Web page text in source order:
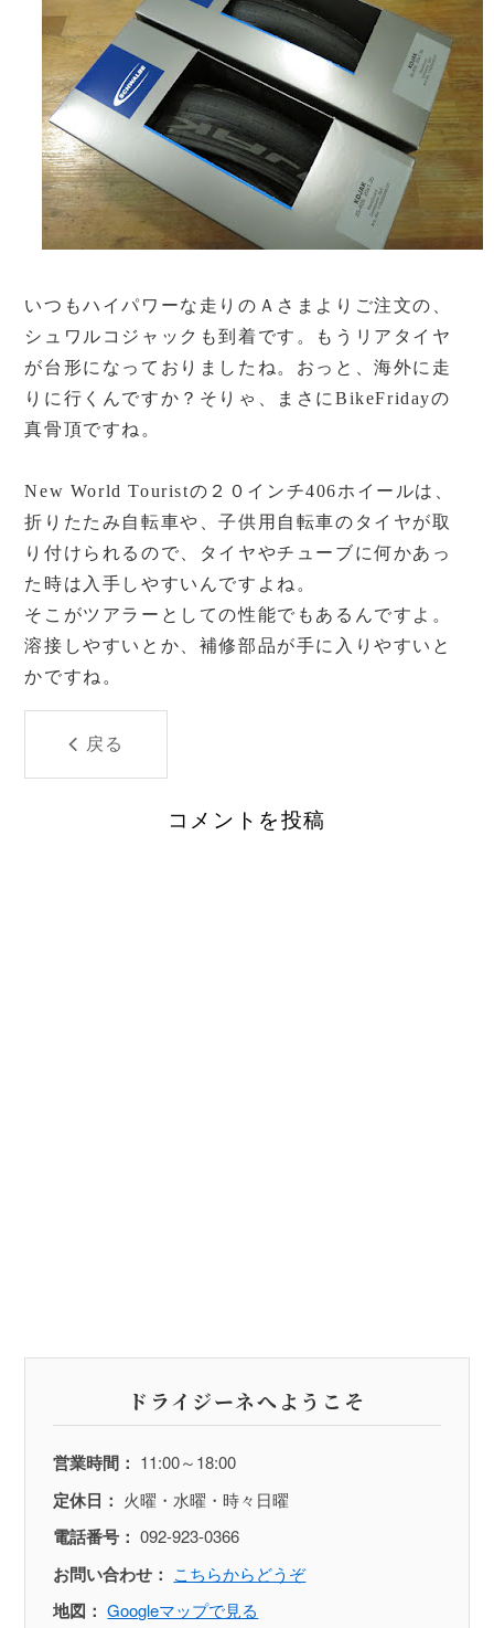
いつもハイパワーな走りのＡさまよりご注文の、
シュワルコジャックも到着です。もうリアタイヤ
が台形になっておりましたね。おっと、海外に走
りに行くんですか？そりゃ、まさにBikeFridayの
真骨頂ですね。
New World Touristの２０インチ406ホイールは、
折りたたみ自転車や、子供用自転車のタイヤが取
り付けられるので、タイヤやチューブに何かあっ
た時は入手しやすいんですよね。
そこがツアラーとしての性能でもあるんですよ。
溶接しやすいとか、補修部品が手に入りやすいと
かですね。
戻る
コメントを投稿
ドライジーネへようこそ
営業時間： 11:00～18:00
定休日： 火曜・水曜・時々日曜
電話番号： 092-923-0366
お問い合わせ： こちらからどうぞ
地図： Googleマップで見る